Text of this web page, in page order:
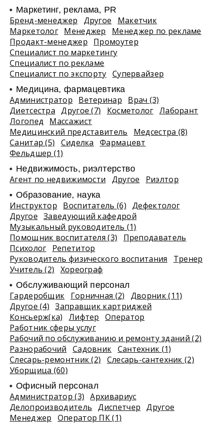
Маркетинг, реклама, PR
Бренд-менеджер Другое
Макетчик
Маркетолог Менеджер
Менеджер по рекламе
Продакт-менеджер
Промоутер
Специалист по маркетингу
Специалист по рекламе
Специалист по экспорту Супервайзер
Медицина, фармацевтика
Администратор Ветеринар
Врач (3)
Диетсестра
Другое (7) Косметолог Лаборант
Логопед
Массажист
Медицинский представитель
Медсестра (8)
Санитар (5)
Сиделка
Фармацевт
Фельдшер (1)
Недвижимость, риэлтeрство
Агент по недвижимости Другое Риэлтор
Образование, наука
Инструктор Воспитатель (6) Дефектолог
Другое Заведующий кафедрой
Музыкальный руководитель (1)
Помощник воспитателя (3)
Преподаватель
Психолог
Репетитор
Руководитель физического воспитания
Тренер
Учитель (2)
Хореограф
Обслуживающий персонал
Гардеробщик Горничная (2)
Дворник (11)
Другое (4)
Заправщик картриджей
Консьерж(ка)
Лифтер
Оператор
Работник сферы услуг
Рабочий по обслуживанию и ремонту зданий (2)
Разнорабочий
Садовник Сантехник (1)
Слесарь-ремонтник (2)
Слесарь-сантехник (2)
Уборщица (60)
Офисный персонал
Администратор (3)
Архивариус
Делопроизводитель
Диспетчер
Другое
Менеджер
Оператор ПК (1)